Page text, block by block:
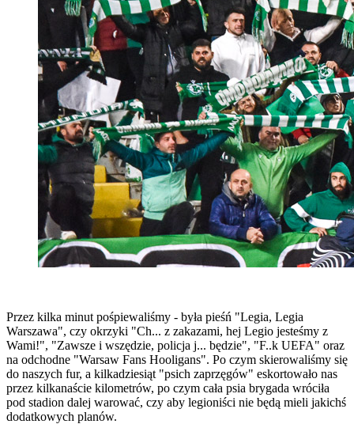
Przez kilka minut pośpiewaliśmy - była pieśń "Legia, Legia
Warszawa", czy okrzyki "Ch... z zakazami, hej Legio jesteśmy z
Wami!", "Zawsze i wszędzie, policja j... będzie", "F..k UEFA" oraz
na odchodne "Warsaw Fans Hooligans". Po czym skierowaliśmy się
do naszych fur, a kilkadziesiąt "psich zaprzęgów" eskortowało nas
przez kilkanaście kilometrów, po czym cała psia brygada wróciła
pod stadion dalej warować, czy aby legioniści nie będą mieli jakichś
dodatkowych planów.